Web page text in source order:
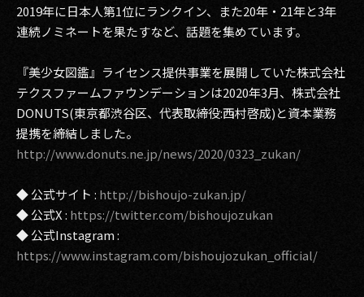
2019年に日本人第1位にランクイン、また20年・21年と3年
連続ノミネートを果たすなど、話題を集めています。
『美少女図鑑』ライセンス提供事業を展開していた株式会社
テクスファームファウンデーションは2020年3月、株式会社
DONUTS(東京都渋谷区、代表取締役:西村啓成)と資本業務
提携を締結しました。
http://www.donuts.ne.jp/news/2020/0323_zukan/
◆ 公式サイト : http://bishoujo-zukan.jp/
◆ 公式X : https://twitter.com/bishoujozukan
◆ 公式Instagram :
https://www.instagram.com/bishoujozukan_official/